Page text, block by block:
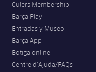
Culers Membership
Barça Play
Entradas y Museo
Barça App
Botiga online
Centre d’Ajuda/FAQs